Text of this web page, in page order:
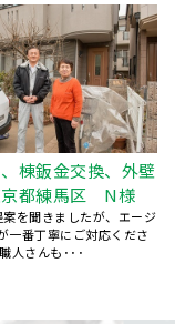
替え工事 瓦屋根か
根へ 雨漏り修理
馬区 S様
雨の日に雨漏りして、ホ
探して電話しました。 見